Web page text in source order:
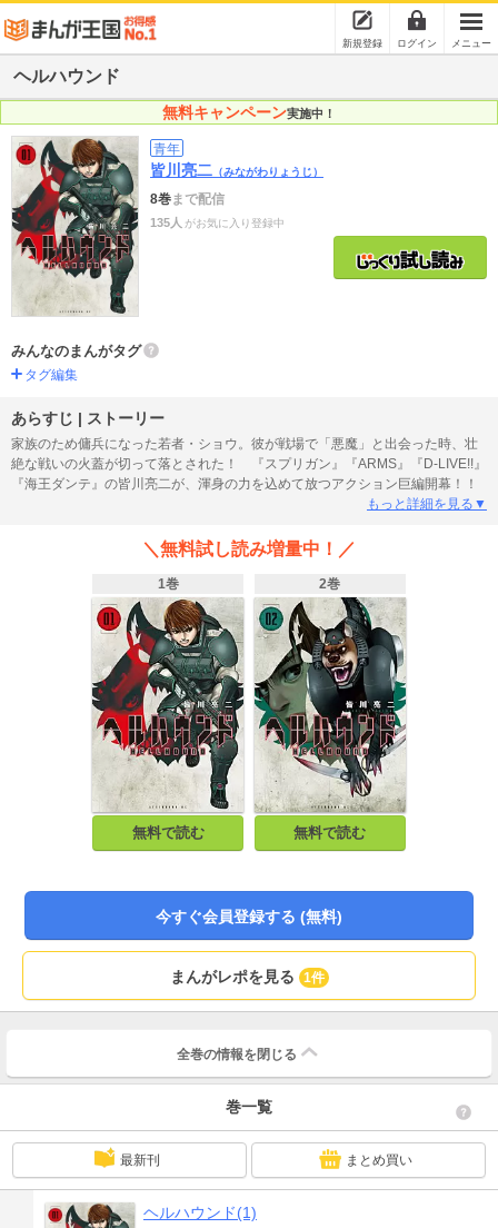
新規登録 ログイン メニュー
ヘルハウンド
無料キャンペーン実施中！
青年
皆川亮二 （みながわりょうじ）
8巻まで配信
135人 がお気に入り登録中
みんなのまんがタグ
タグ編集
あらすじ | ストーリー
家族のため傭兵になった若者・ショウ。彼が戦場で「悪魔」と出会った時、壮
絶な戦いの火蓋が切って落とされた！ 『スプリガン』『ARMS』『D-LIVE!!』
『海王ダンテ』の皆川亮二が、渾身の力を込めて放つアクション巨編開幕！！
もっと詳細を見る▼
＼無料試し読み増量中！／
1巻
無料で読む
2巻
無料で読む
今すぐ会員登録する (無料)
まんがレポを見る 1件
全巻の情報を 閉じる
巻一覧
最新刊 まとめ買い
ヘルハウンド(1)